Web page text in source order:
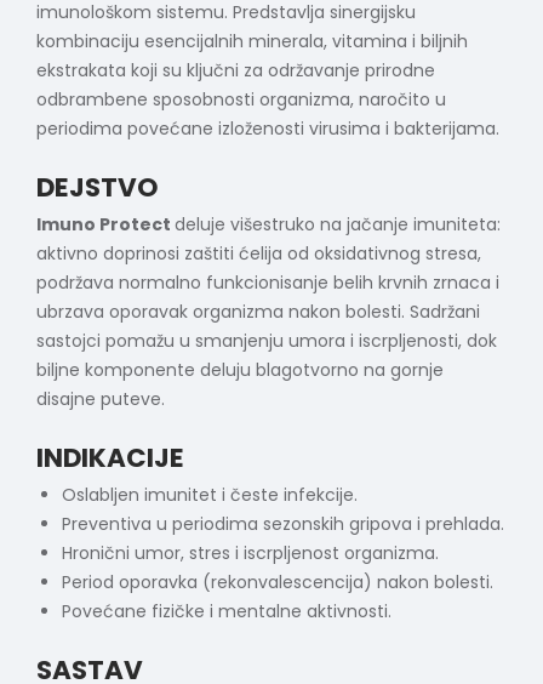
imunološkom sistemu. Predstavlja sinergijsku
kombinaciju esencijalnih minerala, vitamina i biljnih
ekstrakata koji su ključni za održavanje prirodne
odbrambene sposobnosti organizma, naročito u
periodima povećane izloženosti virusima i bakterijama.
DEJSTVO
Imuno Protect deluje višestruko na jačanje imuniteta:
aktivno doprinosi zaštiti ćelija od oksidativnog stresa,
podržava normalno funkcionisanje belih krvnih zrnaca i
ubrzava oporavak organizma nakon bolesti. Sadržani
sastojci pomažu u smanjenju umora i iscrpljenosti, dok
biljne komponente deluju blagotvorno na gornje
disajne puteve.
INDIKACIJE
Oslabljen imunitet i česte infekcije.
Preventiva u periodima sezonskih gripova i prehlada.
Hronični umor, stres i iscrpljenost organizma.
Period oporavka (rekonvalescencija) nakon bolesti.
Povećane fizičke i mentalne aktivnosti.
SASTAV